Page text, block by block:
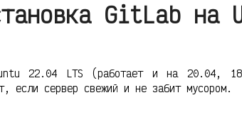
GitLab на
22.04 LTS (работает и на 20.04,
если сервер свежий и не забит мусором.